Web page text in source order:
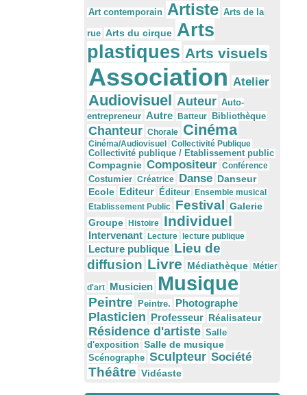
Art contemporain Artiste Arts de la
rue Arts du cirque Arts
plastiques Arts visuels
Association Atelier
Audiovisuel Auteur Auto-
entrepreneur Autre Batteur Bibliothèque
Chanteur Chorale Cinéma
Cinéma/Audiovisuel
Collectivité Publique
Collectivité publique / Etablissement public
Compagnie Compositeur Conférence
Costumier Créatrice Danse Danseur
Ecole Editeur Éditeur
Ensemble musical
Etablissement Public Festival Galerie
Groupe
Histoire Individuel
Intervenant Lecture lecture publique
Lecture publique Lieu de
diffusion Livre Médiathèque Métier
d'art Musicien Musique
Peintre Peintre. Photographe
Plasticien Professeur Réalisateur
Résidence d'artiste Salle
d'exposition Salle de musique
Scénographe Sculpteur Société
Théâtre Vidéaste